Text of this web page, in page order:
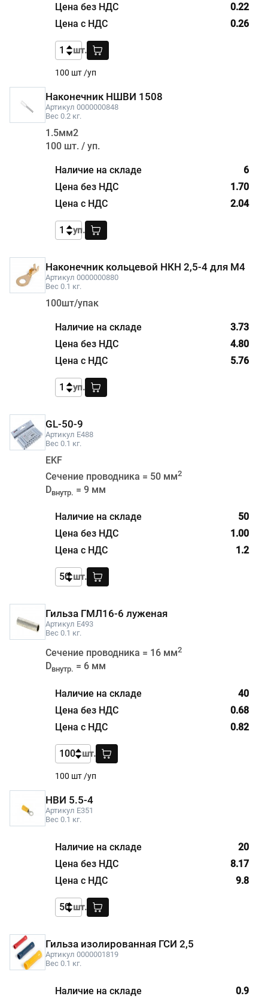
100 шт /уп
0.22
0.26
шт.
Наконечник НШВИ 1508
Артикул 0000000848
Вес 0.2 кг.
1.5мм2
100 шт. / уп.
6
1.70
2.04
уп.
Наконечник кольцевой НКН 2,5-4 для М4
Артикул 0000000880
Вес 0.1 кг.
100шт/упак
3.73
4.80
5.76
уп.
GL-50-9
Артикул E488
Вес 0.1 кг.
EKF
Сечение проводника = 50 мм2
Dвнутр. = 9 мм
50
1.00
1.2
шт.
Гильза ГМЛ16-6 луженая
Артикул E493
Вес 0.1 кг.
Сечение проводника = 16 мм2
Dвнутр. = 6 мм
40
100 шт /уп
0.68
0.82
шт.
НВИ 5.5-4
Артикул E351
Вес 0.1 кг.
20
8.17
9.8
шт.
Гильза изолированная ГСИ 2,5
Артикул 0000001819
Вес 0.1 кг.
0.9